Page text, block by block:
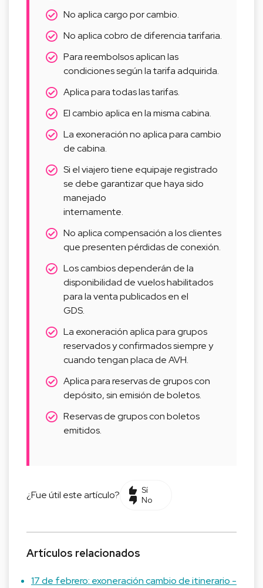
No aplica cargo por cambio.
No aplica cobro de diferencia tarifaria.
Para reembolsos aplican las
condiciones según la tarifa adquirida.
Aplica para todas las tarifas.
El cambio aplica en la misma cabina.
La exoneración no aplica para cambio
de cabina.
Si el viajero tiene equipaje registrado
se debe garantizar que haya sido
manejado
internamente.
No aplica compensación a los clientes
que presenten pérdidas de conexión.
Los cambios dependerán de la
disponibilidad de vuelos habilitados
para la venta publicados en el
GDS.
La exoneración aplica para grupos
reservados y confirmados siempre y
cuando tengan placa de AVH.
Aplica para reservas de grupos con
depósito, sin emisión de boletos.
Reservas de grupos con boletos
emitidos.
¿Fue útil este artículo?
Sí
No
Artículos relacionados
17 de febrero: exoneración cambio de itinerario -